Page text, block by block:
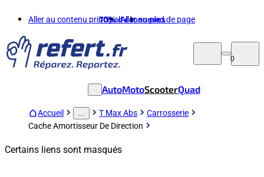
Aller au contenu principalAller au pied de page
70%d'économies
0
AutoMotoScooterQuad
Accueil T Max Abs
Carrosserie
Cache Amortisseur De Direction
Certains liens sont masqués